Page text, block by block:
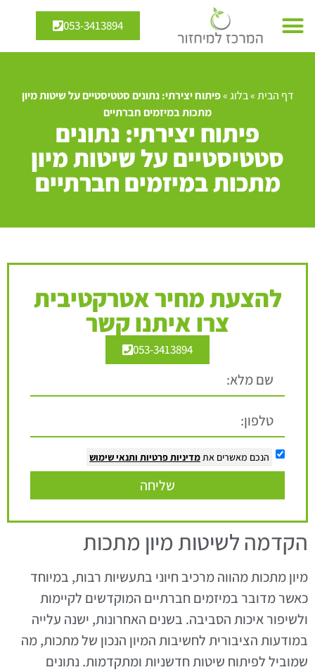
053-3413894
דף הבית»בלוג»פיתוח יצירתי: נתונים סטטיסטיים על שיטות מיון
מתכות במיזמים חברתיים
פיתוח יצירתי: נתונים
סטטיסטיים על שיטות מיון
מתכות במיזמים חברתיים
להצעת מחיר אטרקטיבית
צרו איתנו קשר
053-3413894
הנכם מאשרים את מדיניות פרטיות ותנאי שימוש
שליחה
הקדמה לשיטות מיון מתכות
מיון מתכות מהווה מרכיב חיוני בתעשיות רבות, במיוחד
כאשר מדובר במיזמים חברתיים המוקדשים לקיימות
ולשיפור איכות הסביבה. בשנים האחרונות, ישנה עלייה
במודעות הציבורית לחשיבות המיון הנכון של מתכות, מה
שמוביל לפיתוח שיטות חדשניות ומתקדמות. נתונים